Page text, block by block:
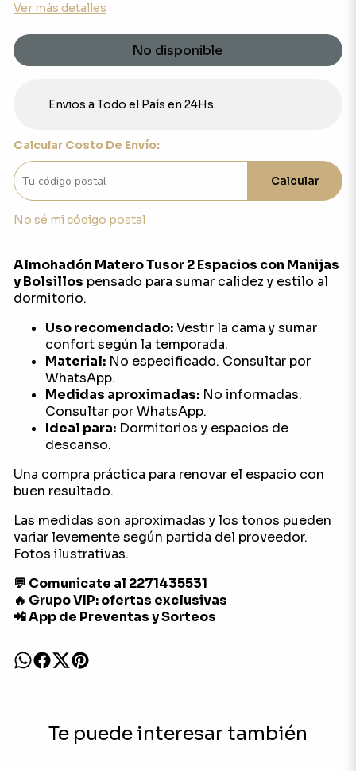
Ver más detalles
No disponible
Envios a Todo el País en 24Hs.
Calcular Costo De Envío:
Calcular
No sé mi código postal
Almohadón Matero Tusor 2 Espacios con Manijas
y Bolsillos pensado para sumar calidez y estilo al
dormitorio.
Uso recomendado:Vestir la cama y sumar
confort según la temporada.
Material:No especificado. Consultar por
WhatsApp.
Medidas aproximadas:No informadas.
Consultar por WhatsApp.
Ideal para:Dormitorios y espacios de
descanso.
Una compra práctica para renovar el espacio con
buen resultado.
Las medidas son aproximadas y los tonos pueden
variar levemente según partida del proveedor.
Fotos ilustrativas.
💬 Comunicate al 2271435531
🔥 Grupo VIP: ofertas exclusivas
📲 App de Preventas y Sorteos
Te puede interesar también